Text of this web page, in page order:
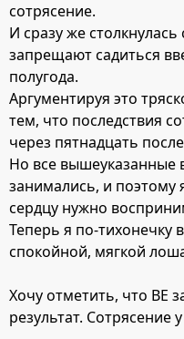
сотрясение.
И сразу же
запрещают садиться
полугода.
Аргументируя это
тем, что последствия
через пятнадцать
Но все вышеуказанные
занимались, и поэтому
сердцу нужно
Теперь я по-тихонечку
спокойной, мягкой
Хочу отметить, что ВЕ
результат. Сотрясение